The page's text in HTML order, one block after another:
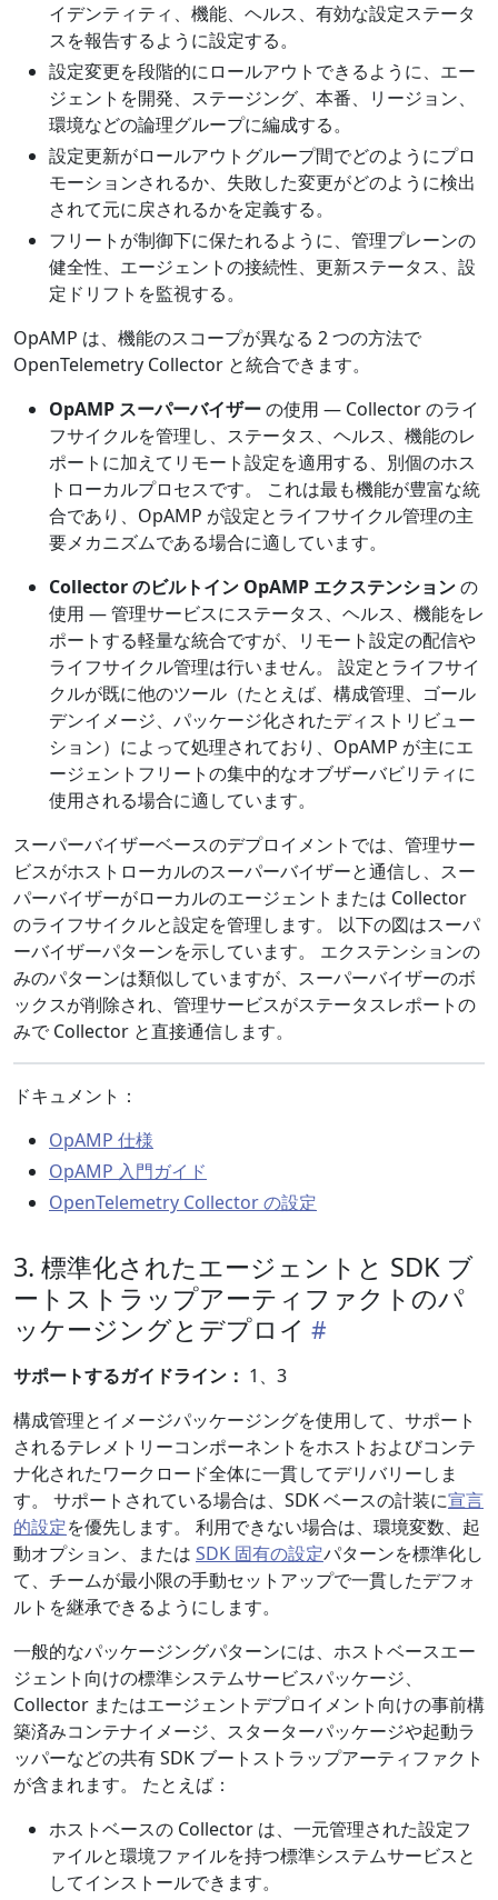
イデンティティ、機能、ヘルス、有効な設定ステータ
スを報告するように設定する。
設定変更を段階的にロールアウトできるように、エー
ジェントを開発、ステージング、本番、リージョン、
環境などの論理グループに編成する。
設定更新がロールアウトグループ間でどのようにプロ
モーションされるか、失敗した変更がどのように検出
されて元に戻されるかを定義する。
フリートが制御下に保たれるように、管理プレーンの
健全性、エージェントの接続性、更新ステータス、設
定ドリフトを監視する。
OpAMP は、機能のスコープが異なる 2 つの方法で
OpenTelemetry Collector と統合できます。
OpAMP スーパーバイザーの使用 — Collector のライ
フサイクルを管理し、ステータス、ヘルス、機能のレ
ポートに加えてリモート設定を適用する、別個のホス
トローカルプロセスです。 これは最も機能が豊富な統
合であり、OpAMP が設定とライフサイクル管理の主
要メカニズムである場合に適しています。
Collector のビルトイン OpAMP エクステンションの
使用 — 管理サービスにステータス、ヘルス、機能をレ
ポートする軽量な統合ですが、リモート設定の配信や
ライフサイクル管理は行いません。 設定とライフサイ
クルが既に他のツール（たとえば、構成管理、ゴール
デンイメージ、パッケージ化されたディストリビュー
ション）によって処理されており、OpAMP が主にエ
ージェントフリートの集中的なオブザーバビリティに
使用される場合に適しています。
スーパーバイザーベースのデプロイメントでは、管理サー
ビスがホストローカルのスーパーバイザーと通信し、スー
パーバイザーがローカルのエージェントまたは Collector
のライフサイクルと設定を管理します。 以下の図はスーパ
ーバイザーパターンを示しています。 エクステンションの
みのパターンは類似していますが、スーパーバイザーのボ
ックスが削除され、管理サービスがステータスレポートの
みで Collector と直接通信します。
ドキュメント：
OpAMP 仕様
OpAMP 入門ガイド
OpenTelemetry Collector の設定
3. 標準化されたエージェントと SDK ブ
ートストラップアーティファクトのパ
ッケージングとデプロイ
サポートするガイドライン： 1、3
構成管理とイメージパッケージングを使用して、サポート
されるテレメトリーコンポーネントをホストおよびコンテ
ナ化されたワークロード全体に一貫してデリバリーしま
す。 サポートされている場合は、SDK ベースの計装に宣言
的設定を優先します。 利用できない場合は、環境変数、起
動オプション、または SDK 固有の設定パターンを標準化し
て、チームが最小限の手動セットアップで一貫したデフォ
ルトを継承できるようにします。
一般的なパッケージングパターンには、ホストベースエー
ジェント向けの標準システムサービスパッケージ、
Collector またはエージェントデプロイメント向けの事前構
築済みコンテナイメージ、スターターパッケージや起動ラ
ッパーなどの共有 SDK ブートストラップアーティファクト
が含まれます。 たとえば：
ホストベースの Collector は、一元管理された設定フ
ァイルと環境ファイルを持つ標準システムサービスと
してインストールできます。